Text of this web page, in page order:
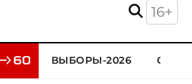
16+
ВЫБОРЫ-2026